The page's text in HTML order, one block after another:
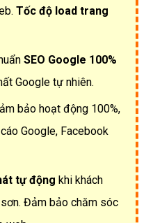
Tốc độ load trang
SEO Google 100%
Google tự nhiên.
bảo hoạt động 100%,
Google, Facebook
tự động khi khách
Đảm bảo chăm sóc